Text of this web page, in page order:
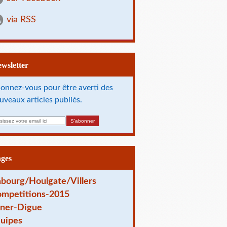
via RSS
vous pour être averti des
articles publiés.
Houlgate/Villers
2015
Digue